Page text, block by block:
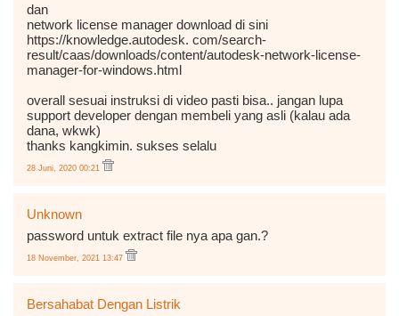
dan
network license manager download di sini
https://knowledge.autodesk. com/search-
result/caas/downloads/content/autodesk-network-license-
manager-for-windows.html
overall sesuai instruksi di video pasti bisa.. jangan lupa
support developer dengan membeli yang asli (kalau ada
dana, wkwk)
thanks kangkimin. sukses selalu
28 Juni, 2020 00:21
Unknown
password untuk extract file nya apa gan.?
18 November, 2021 13:47
Bersahabat Dengan Listrik